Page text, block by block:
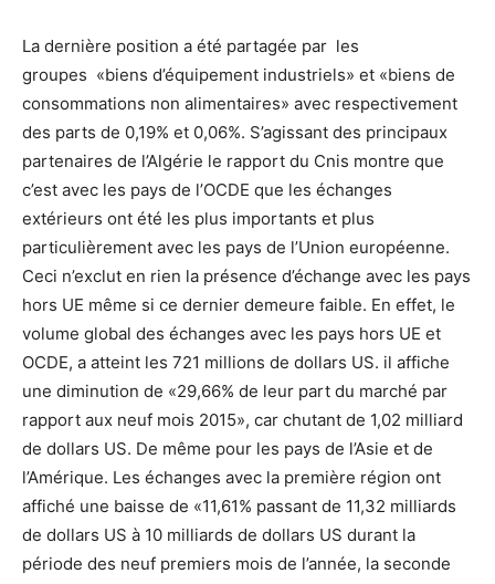
La dernière position a été partagée par les
groupes «biens d’équipement industriels» et «biens de
consommations non alimentaires» avec respectivement
des parts de 0,19% et 0,06%. S’agissant des principaux
partenaires de l’Algérie le rapport du Cnis montre que
c’est avec les pays de l’OCDE que les échanges
extérieurs ont été les plus importants et plus
particulièrement avec les pays de l’Union européenne.
Ceci n’exclut en rien la présence d’échange avec les pays
hors UE même si ce dernier demeure faible. En effet, le
volume global des échanges avec les pays hors UE et
OCDE, a atteint les 721 millions de dollars US. il affiche
une diminution de «29,66% de leur part du marché par
rapport aux neuf mois 2015», car chutant de 1,02 milliard
de dollars US. De même pour les pays de l’Asie et de
l’Amérique. Les échanges avec la première région ont
affiché une baisse de «11,61% passant de 11,32 milliards
de dollars US à 10 milliards de dollars US durant la
période des neuf premiers mois de l’année, la seconde